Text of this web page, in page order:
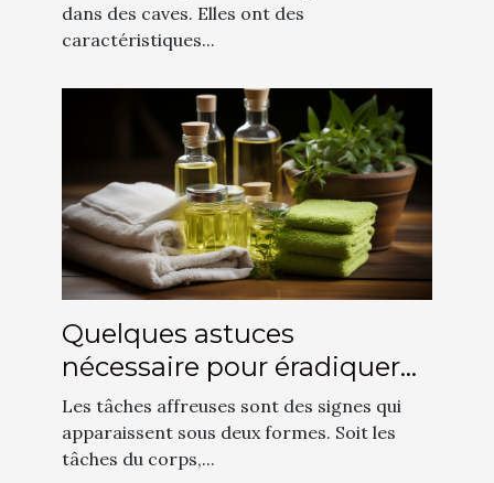
dans des caves. Elles ont des
caractéristiques...
Quelques astuces
nécessaire pour éradiquer
les tâches affreuses
Les tâches affreuses sont des signes qui
apparaissent sous deux formes. Soit les
tâches du corps,...